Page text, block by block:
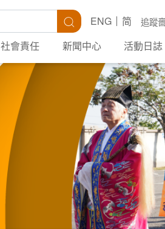
搜尋 追蹤
ENG
简
社會責任 新聞中心 活動日誌